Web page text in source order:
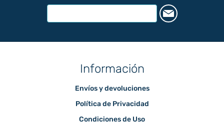
Información
Envíos y devoluciones
Política de Privacidad
Condiciones de Uso